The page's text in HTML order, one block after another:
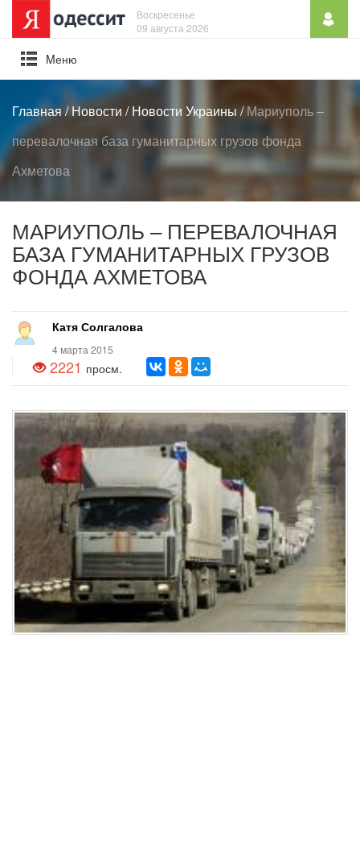
Воскресенье
09 августа 2026
Mеню
Главная/Новости /Новости Украины/Мариуполь –
перевалочная база гуманитарных грузов фонда
Ахметова
МАРИУПОЛЬ – ПЕРЕВАЛОЧНАЯ
БАЗА ГУМАНИТАРНЫХ ГРУЗОВ
ФОНДА АХМЕТОВА
Катя Солгалова
4 марта 2015
2221 просм.